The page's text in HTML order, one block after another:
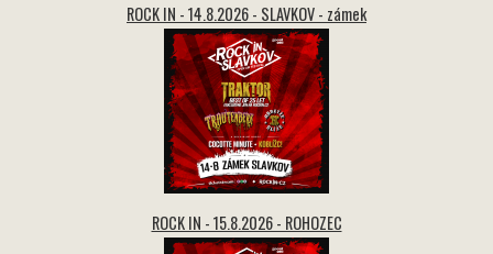
ROCK IN - 14.8.2026 - SLAVKOV - zámek
ROCK IN - 15.8.2026 - ROHOZEC